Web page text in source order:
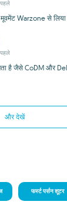
पहले
Warzone से लिया
पहले
है जैसे CoDM और
और देखें
फर्स्ट पर्सन शूटर